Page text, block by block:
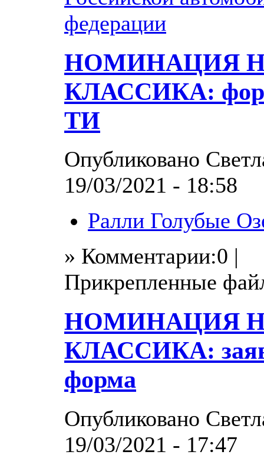
федерации
НОМИНАЦИЯ
КЛАССИКА:
ТИ
Опубликовано
19/03/2021 - 18:58
Ралли Голубые
» Комментарии:0 |
Прикрепленные
НОМИНАЦИЯ
КЛАССИКА:
форма
Опубликовано
19/03/2021 - 17:47